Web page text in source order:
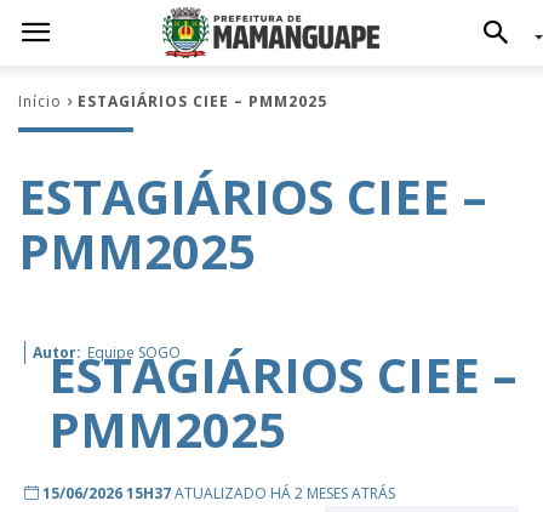
Início ESTAGIÁRIOS CIEE – PMM2025
ESTAGIÁRIOS CIEE –
PMM2025
Autor: Equipe SOGO
ESTAGIÁRIOS CIEE –
PMM2025
15/06/2026 15H37ATUALIZADO HÁ 2 MESES ATRÁS